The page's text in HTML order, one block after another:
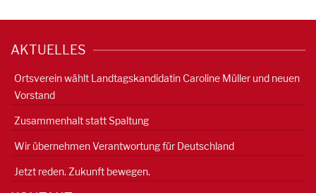
AKTUELLES
Ortsverein wählt Landtagskandidatin Caroline Müller und neuen
Vorstand
Zusammenhalt statt Spaltung
Wir übernehmen Verantwortung für Deutschland
Jetzt reden. Zukunft bewegen.